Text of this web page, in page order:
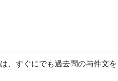
、すぐにでも過去問の与件文を